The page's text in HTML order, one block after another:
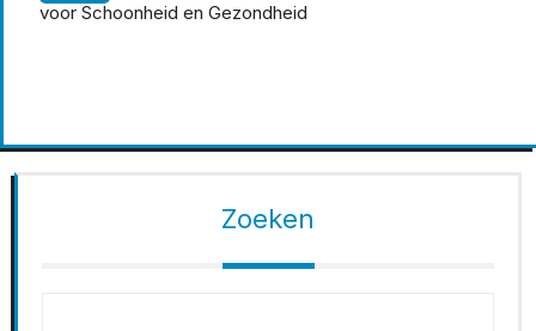
voor Schoonheid en Gezondheid
Zoeken